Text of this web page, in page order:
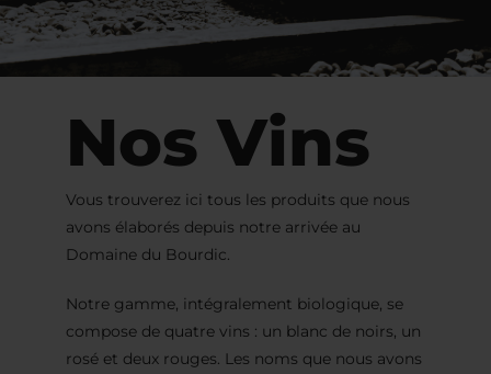
Nos Vins
Vous trouverez ici tous les produits que nous
avons élaborés depuis notre arrivée au
Domaine du Bourdic.
Notre gamme, intégralement biologique, se
compose de quatre vins : un blanc de noirs, un
rosé et deux rouges. Les noms que nous avons